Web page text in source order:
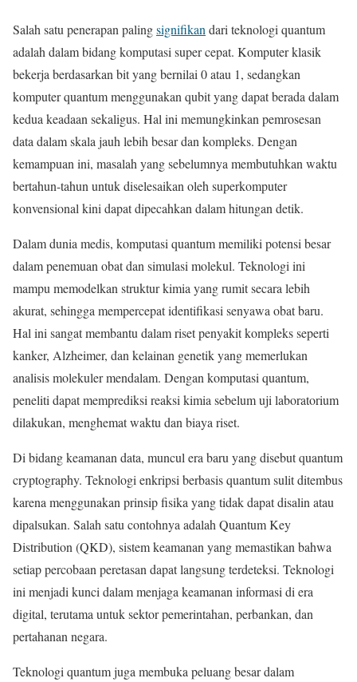
Salah satu penerapan palingsignifikan dari teknologi quantum
adalah dalam bidang komputasi super cepat. Komputer klasik
bekerja berdasarkan bit yang bernilai 0 atau 1, sedangkan
komputer quantum menggunakan qubit yang dapat berada dalam
kedua keadaan sekaligus. Hal ini memungkinkan pemrosesan
data dalam skala jauh lebih besar dan kompleks. Dengan
kemampuan ini, masalah yang sebelumnya membutuhkan waktu
bertahun-tahun untuk diselesaikan oleh superkomputer
konvensional kini dapat dipecahkan dalam hitungan detik.
Dalam dunia medis, komputasi quantum memiliki potensi besar
dalam penemuan obat dan simulasi molekul. Teknologi ini
mampu memodelkan struktur kimia yang rumit secara lebih
akurat, sehingga mempercepat identifikasi senyawa obat baru.
Hal ini sangat membantu dalam riset penyakit kompleks seperti
kanker, Alzheimer, dan kelainan genetik yang memerlukan
analisis molekuler mendalam. Dengan komputasi quantum,
peneliti dapat memprediksi reaksi kimia sebelum uji laboratorium
dilakukan, menghemat waktu dan biaya riset.
Di bidang keamanan data, muncul era baru yang disebut quantum
cryptography. Teknologi enkripsi berbasis quantum sulit ditembus
karena menggunakan prinsip fisika yang tidak dapat disalin atau
dipalsukan. Salah satu contohnya adalah Quantum Key
Distribution (QKD), sistem keamanan yang memastikan bahwa
setiap percobaan peretasan dapat langsung terdeteksi. Teknologi
ini menjadi kunci dalam menjaga keamanan informasi di era
digital, terutama untuk sektor pemerintahan, perbankan, dan
pertahanan negara.
Teknologi quantum juga membuka peluang besar dalam